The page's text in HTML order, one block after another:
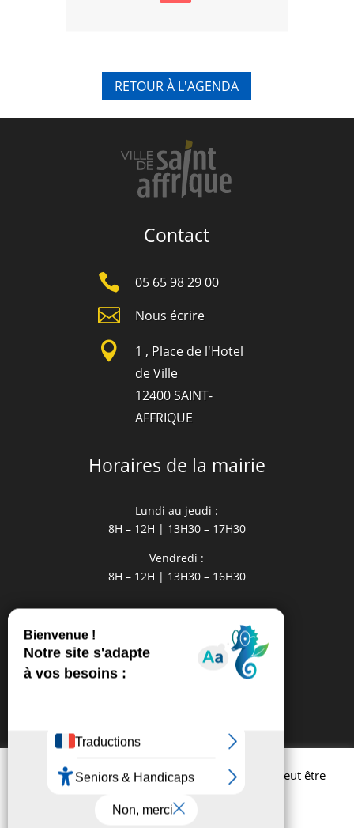
RETOUR À L'AGENDA
Contact
 05 65 98 29 00
 Nous écrire

1 , Place de l'Hotel
de Ville
12400 SAINT-
AFFRIQUE
Horaires de la mairie
Lundi au jeudi :
8H – 12H | 13H30 – 17H30
Vendredi :
8H – 12H | 13H30 – 16H30
La Communauté de Communes
La Région Occitanie
Grands Sites Occitanie
Ville de Saint-Affrique | Mentions légales |
Afin d'améliorer l'expérience utilisateur, ce site peut être
amené à utiliser des cookies.
Réglages